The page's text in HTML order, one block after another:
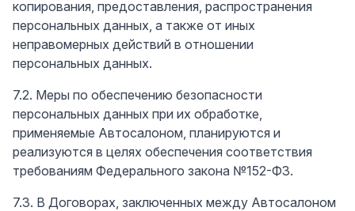
копирования, предоставления, распространения
персональных данных, а также от иных
неправомерных действий в отношении
персональных данных.
7.2. Меры по обеспечению безопасности
персональных данных при их обработке,
применяемые Автосалоном, планируются и
реализуются в целях обеспечения соответствия
требованиям Федерального закона №152-ФЗ.
7.3. В Договорах, заключенных между Автосалоном